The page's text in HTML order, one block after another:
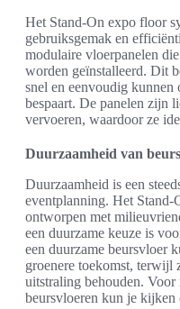
Het Stand-On expo floor
gebruiksgemak en
modulaire vloerpanelen
worden geïnstalleerd. Dit
snel en eenvoudig
bespaart. De panelen zijn
vervoeren, waardoor ze
Duurzaamheid van
Duurzaamheid is een
eventplanning. Het Stand-
ontworpen met
een duurzame keuze is
een duurzame beursvloer
groenere toekomst, terwijl
uitstraling behouden.
beursvloeren kun je kijken